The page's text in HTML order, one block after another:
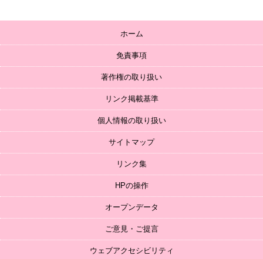
ホーム
免責事項
著作権の取り扱い
リンク掲載基準
個人情報の取り扱い
サイトマップ
リンク集
HPの操作
オープンデータ
ご意見・ご提言
ウェブアクセシビリティ